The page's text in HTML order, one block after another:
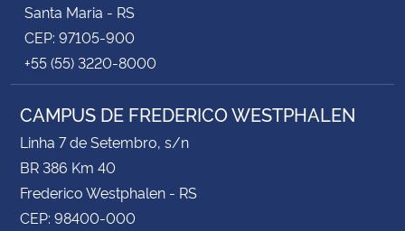
Santa Maria - RS
CEP: 97105-900
+55 (55) 3220-8000
CAMPUS DE FREDERICO WESTPHALEN
Linha 7 de Setembro, s/n
BR 386 Km 40
Frederico Westphalen - RS
CEP: 98400-000